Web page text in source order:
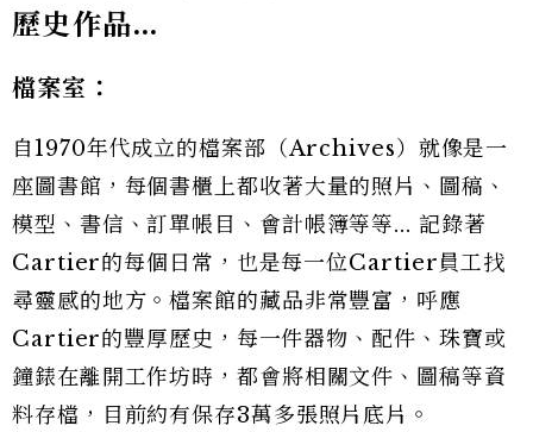
歷史作品...
檔案室：
自1970年代成立的檔案部（Archives）就像是一
座圖書館，每個書櫃上都收著大量的照片、圖稿、
模型、書信、訂單帳目、會計帳簿等等... 記錄著
Cartier的每個日常，也是每一位Cartier員工找
尋靈感的地方。檔案館的藏品非常豐富，呼應
Cartier的豐厚歷史，每一件器物、配件、珠寶或
鐘錶在離開工作坊時，都會將相關文件、圖稿等資
料存檔，目前約有保存3萬多張照片底片。